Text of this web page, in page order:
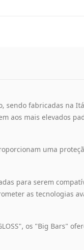
sendo fabricadas na
aos mais elevados
uma
para serem
as tecnologias
os "Big Bars"